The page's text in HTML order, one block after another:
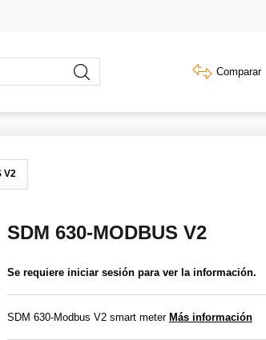
Comparar
V2
SDM 630-MODBUS V2
Se requiere iniciar sesión para ver la información.
SDM 630-Modbus V2 smart meter Más información